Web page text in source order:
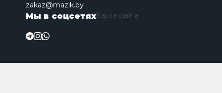
zakaz@mazik.by
Мы в соцсетяхКарта сайта